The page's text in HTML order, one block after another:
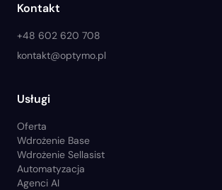
Kontakt
+48 602 620 708
kontakt@optymo.pl
Usługi
Oferta
Wdrożenie Base
Wdrożenie Sellasist
Automatyzacja
Agenci AI